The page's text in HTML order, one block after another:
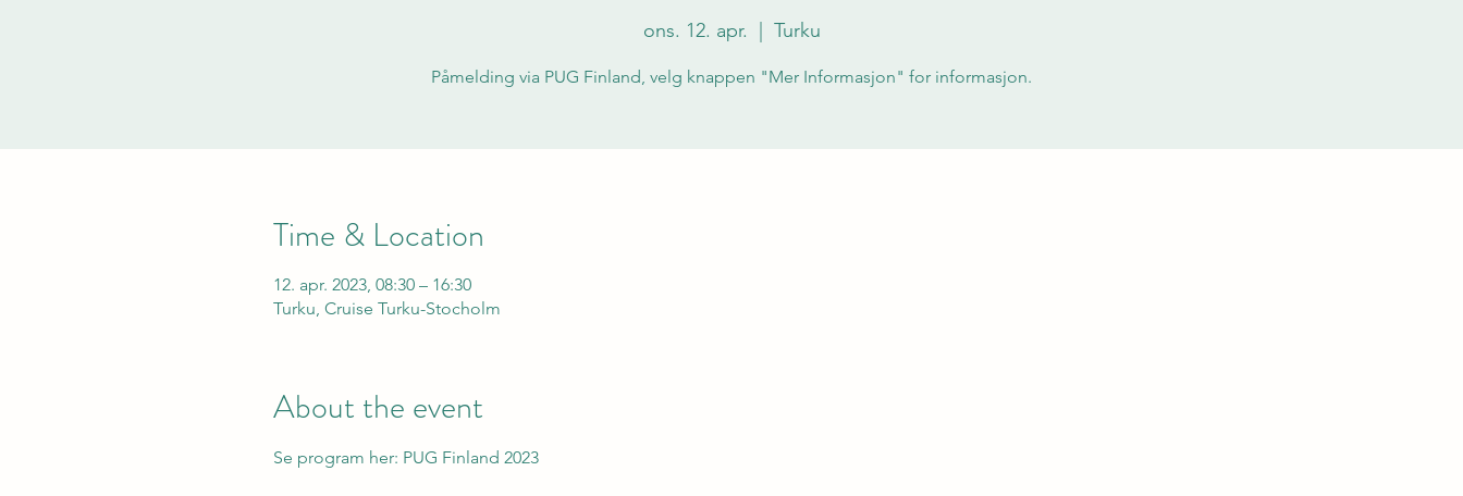
ons. 12. apr. Turku
Time & Location
12. apr. 2023, 08:30 – 16:30
Turku, Cruise Turku-Stocholm
About the event
Se program her: PUG Finland 2023